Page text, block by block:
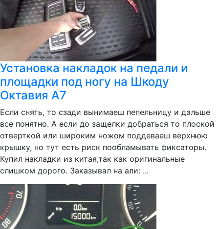
Установка накладок на педали и
площадки под ногу на Шкоду
Октавия А7
Если снять, то сзади вынимаеш пепельницу и дальше
все понятно. А если до защелки добраться то плоской
отверткой или широким ножом поддеваеш верхнюю
крышку, но тут есть риск пообламывать фиксаторы.
Купил накладки из китая,так как оригинальные
слишком дорого. Заказывал на али: ...